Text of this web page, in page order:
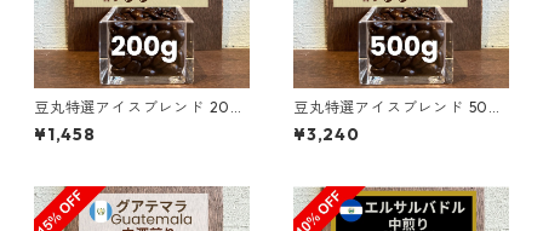
豆丸特選アイスブレンド 200
g（100g単価の10%OFF）
¥1,458
豆丸特選アイスブレンド 500
g（100g単価の20%OFF）
¥3,240